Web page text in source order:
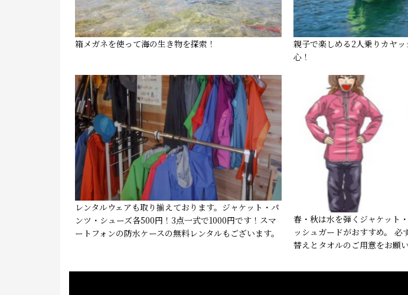
箱メガネを使って海の生き物を探索！
親子で楽しめる2人乗りカヤ
心！
レンタルウェアも取り揃えております。ジャケット・パ
ンツ・シューズ各500円！3点一式で1000円です！スマ
ートフォンの防水ケースの無料レンタルもございます。
春・秋は水を弾くジャケット
ッシュガードがおすすめ。 必
替えとタオルのご用意をお願